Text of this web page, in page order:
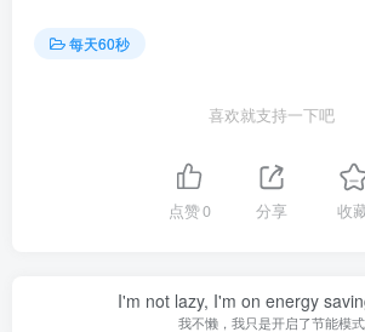
每天60秒
喜欢就支持一下吧
点赞0 分享 收
I'm not lazy, I'm on energy
我不懒，我只是开启了节能模式